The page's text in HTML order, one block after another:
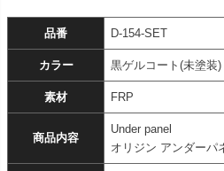
品番 D-154-SET
カラー 黒ゲルコート(未塗装)
素材 FRP
商品内容
Under panel
オリジン アンダーパ